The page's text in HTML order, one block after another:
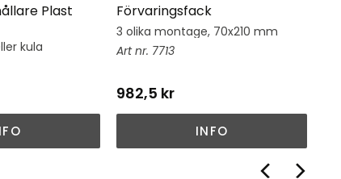
Plast
kula
Förvaringsfack
3 olika montage, 70x210 mm
7713
982,5 kr
INFO